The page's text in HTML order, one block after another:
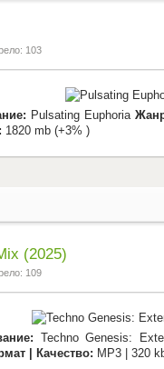
103
Pulsating Euphoria
1820 mb (+3% )
(2025)
109
Techno Genesis:
| Качество: MP3 | 320